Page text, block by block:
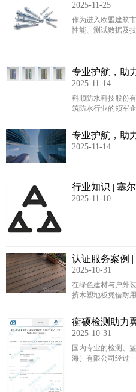
检测全程赋能
2025-11-25
作为进入欧盟建筑
性能、测试数据及
专业护航，助
成功为科顺取
认证证书
2025-11-14
科顺防水科技股份
筑防水行业的领军
准入资质
幸作为其认证服务
的认证历程
专业护航，助
成功为科顺取
2025-11-14
行业知识 | 塞
2025-11-10
认证服务案例
司木塑地板顺
2025-10-31
在绿色建材与户外
挤木塑地板凭借耐
端市场的 “金钥匙
衡硕检测助力
2025-10-31
国内专业的检测、
海）有限公司经过